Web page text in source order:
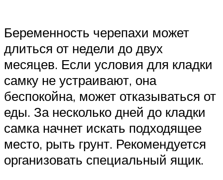
Беременность черепахи может
длиться от недели до двух
месяцев. Если условия для кладки
самку не устраивают, она
беспокойна, может отказываться от
еды. За несколько дней до кладки
самка начнет искать подходящее
место, рыть грунт. Рекомендуется
организовать специальный ящик.